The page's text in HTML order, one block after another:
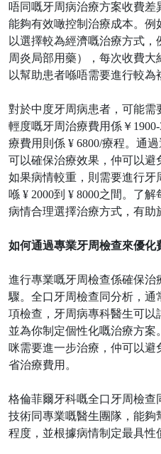
唔同嘅牙周病治療方案收費
能夠有效噉控制治療成本。
以選擇較為經濟嘅治療方式
周炎局部用藥），每次收費大
以幫助患者喺唔需要進行較為
對於中度牙周病患者，可能
輕度嘅牙周治療費用係￥
療費用則係 ¥ 6800/療程。通
可以確保治療效果，仲可以避
如果病情較重，則需要進行
喺 ¥ 2000到 ¥ 8000之間。了
病情合理選擇治療方式，有助
如何通過專業牙周檢查來優化
進行專業嘅牙周檢查係確保
驟。全口牙周檢查同分析，通
項檢查，牙周病專科醫生可以
並為你制定個性化嘅治療方
咪需要進一步治療，仲可以
省治療費用。
格倫菲爾牙科嘅全口牙周檢
技術同專業嘅醫生團隊，能
程度，並根據病情制定最具性